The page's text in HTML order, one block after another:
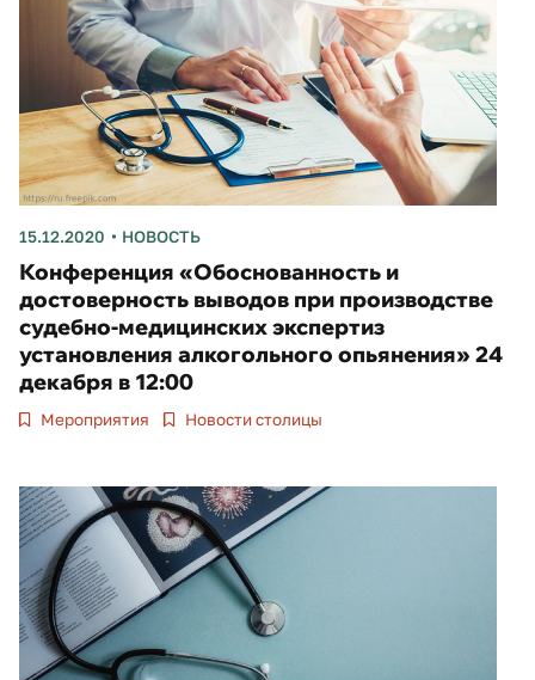
15.12.2020 НОВОСТЬ
Конференция «Обоснованность и
достоверность выводов при производстве
судебно-медицинских экспертиз
установления алкогольного опьянения» 24
декабря в 12:00
Мероприятия Новости столицы